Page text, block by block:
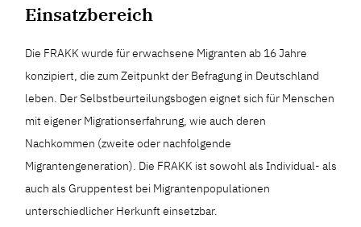
Einsatzbereich
Die FRAKK wurde für erwachsene Migranten ab 16 Jahre
konzipiert, die zum Zeitpunkt der Befragung in Deutschland
leben. Der Selbstbeurteilungsbogen eignet sich für Menschen
mit eigener Migrationserfahrung, wie auch deren
Nachkommen (zweite oder nachfolgende
Migrantengeneration). Die FRAKK ist sowohl als Individual- als
auch als Gruppentest bei Migrantenpopulationen
unterschiedlicher Herkunft einsetzbar.